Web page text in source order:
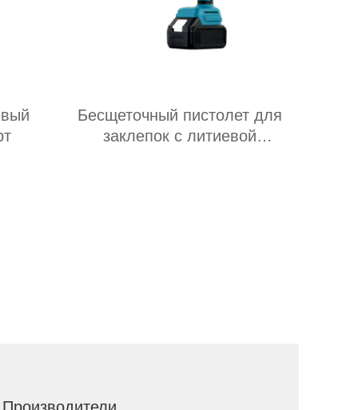
Бесщеточный пистолет для
заклепок с литиевой